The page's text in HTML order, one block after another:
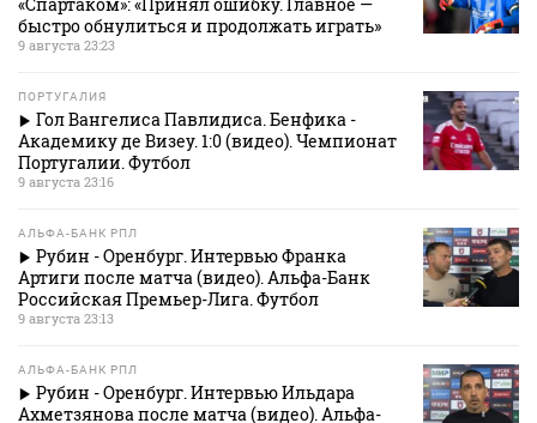
быстро обнулиться и продолжать играть»
9 августа 23:23
ПОРТУГАЛИЯ
Гол Вангелиса Павлидиса. Бенфика -
Академику де Визеу. 1:0 (видео). Чемпионат
Португалии. Футбол
9 августа 23:16
АЛЬФА-БАНК РПЛ
Рубин - Оренбург. Интервью Франка
Артиги после матча (видео). Альфа-Банк
Российская Премьер-Лига. Футбол
9 августа 23:13
АЛЬФА-БАНК РПЛ
Рубин - Оренбург. Интервью Ильдара
Ахметзянова после матча (видео). Альфа-